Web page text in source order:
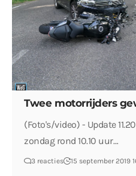
Twee motorrijders
(Foto's/video) - Update
zondag rond 10.10 uur…
3 reacties 15 september 2019